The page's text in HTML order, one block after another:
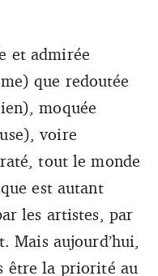
et admirée
que redoutée
moquée
voire
tout le monde
est autant
les artistes, par
Mais aujourd’hui,
être la priorité au